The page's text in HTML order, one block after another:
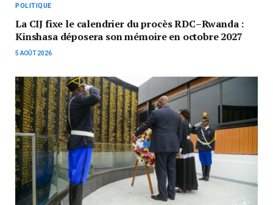
POLITIQUE
La CIJ fixe le calendrier du procès RDC–Rwanda :
Kinshasa déposera son mémoire en octobre 2027
5 AOÛT 2026